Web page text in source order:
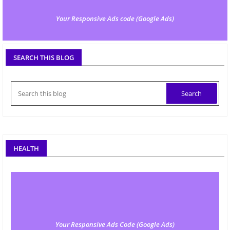
Your Responsive Ads code (Google Ads)
SEARCH THIS BLOG
HEALTH
Your Responsive Ads Code (Google Ads)